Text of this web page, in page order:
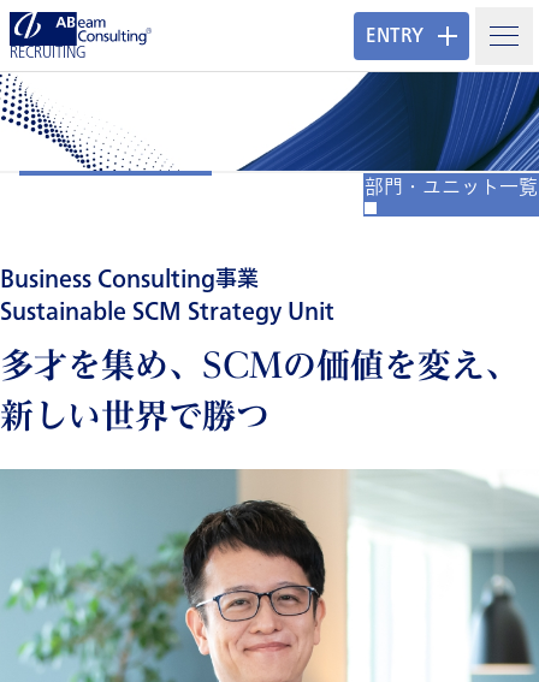
RECRUITING
ENTRY
部門・ユニット一覧
Business Consulting事業
Sustainable SCM Strategy Unit
多才を集め、SCMの価値を変え、
新しい世界で勝つ